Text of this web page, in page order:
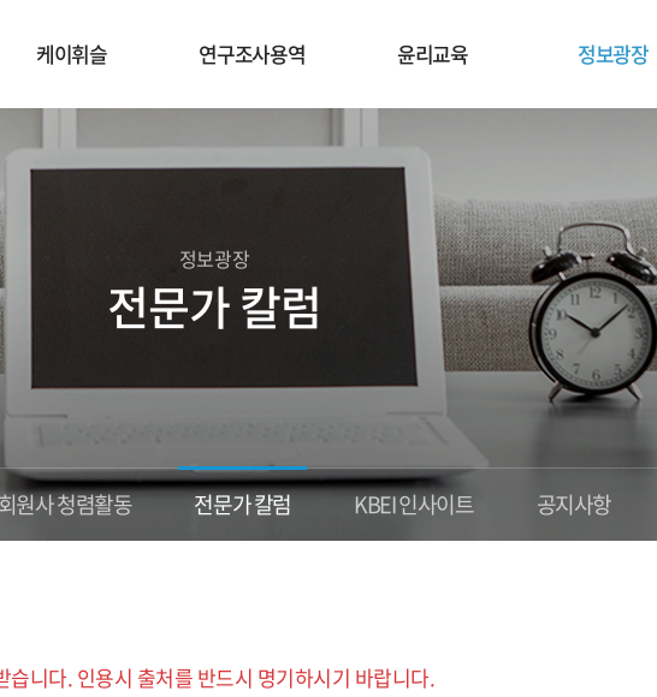
케이휘슬 연구조사용역 윤리교육 정보광장
정보광장
전문가 칼럼
회원사 청렴활동 전문가 칼럼 KBEI 인사이트 공지사항
습니다. 인용시 출처를 반드시 명기하시기 바랍니다.